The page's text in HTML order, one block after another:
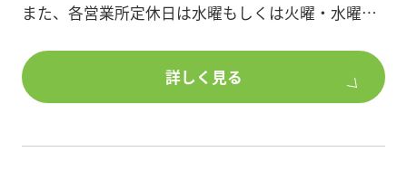
また、各営業所定休日は水曜もしくは火曜・水曜と
詳しく見る